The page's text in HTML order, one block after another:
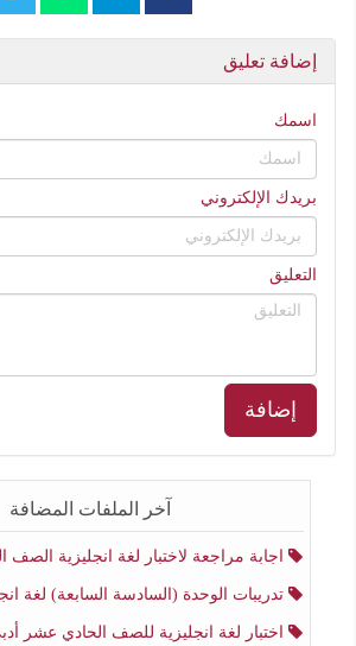
إضافة تعليق
اسمك
بريدك الإلكتروني
التعليق
إضافة
آخر الملفات المضافة
اجابة مراجعة لاختبار لغة انجليزية الصف الحادي عشر
تدريبات الوحدة (السادسة السابعة) لغة انجليزية الصف الحادي عشر
اختبار لغة انجليزية للصف الحادي عشر أدبي